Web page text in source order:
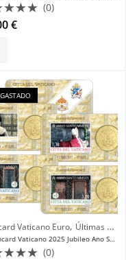
(0)
€
Vaticano Euro, Últimas 20 Novidades
4 Coincard Vaticano 2025 Jubileo Ano Santo 50 cc Fdc
(0)